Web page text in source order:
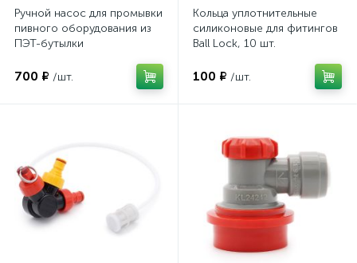
Ручной насос для промывки
пивного оборудования из
ПЭТ-бутылки
700 ₽ /шт.
Кольца уплотнительные
силиконовые для фитингов
Ball Lock, 10 шт.
100 ₽ /шт.